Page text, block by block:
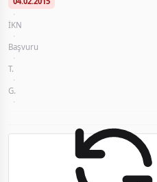
KGM ARGE 2026 1.Dönem
KGM ARGE 2026 1.Dönem
yüklendi.
2 hafta önce
·
İKN
·
Başvuru
·
T.
·
G.
·